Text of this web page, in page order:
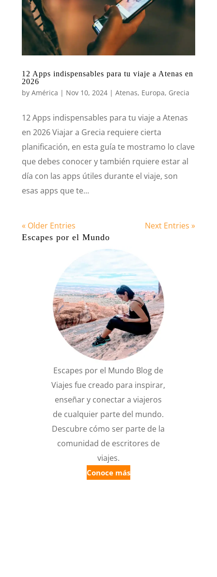
12 Apps indispensables para tu viaje a Atenas en
2026
by América | Nov 10, 2024| Atenas, Europa, Grecia
12 Apps indispensables para tu viaje a Atenas
en 2026 Viajar a Grecia requiere cierta
planificación, en esta guía te mostramo lo clave
que debes conocer y también rquiere estar al
día con las apps útiles durante el viaje, son
esas apps que te...
« Older Entries Next Entries »
Escapes por el Mundo
Escapes por el Mundo Blog de
Viajes fue creado para inspirar,
enseñar y conectar a viajeros
de cualquier parte del mundo.
Descubre cómo ser parte de la
comunidad de escritores de
viajes.
Conoce más